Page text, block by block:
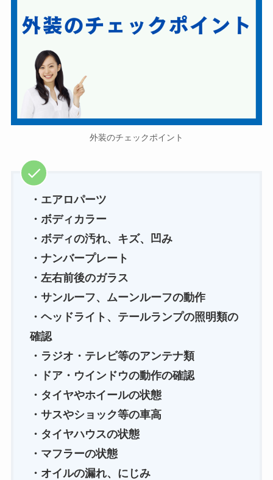
外装のチェックポイント
・エアロパーツ
・ボディカラー
・ボディの汚れ、キズ、凹み
・ナンバープレート
・左右前後のガラス
・サンルーフ、ムーンルーフの動作
・ヘッドライト、テールランプの照明類の
確認
・ラジオ・テレビ等のアンテナ類
・ドア・ウインドウの動作の確認
・タイヤやホイールの状態
・サスやショック等の車高
・タイヤハウスの状態
・マフラーの状態
・オイルの漏れ、にじみ